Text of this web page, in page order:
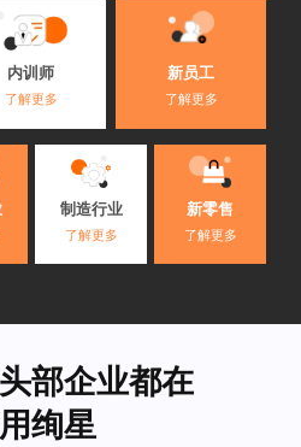
内训师
了解更多
新员工
了解更多
制造行业
了解更多
新零售
了解更多
部企业都在
绚星